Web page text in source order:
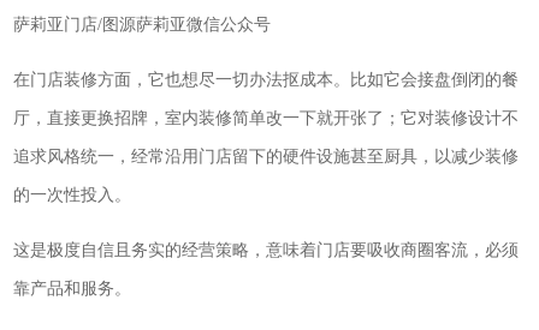
萨莉亚门店/图源萨莉亚微信公众号
在门店装修方面，它也想尽一切办法抠成本。比如它会接盘倒闭的餐
厅，直接更换招牌，室内装修简单改一下就开张了；它对装修设计不
追求风格统一，经常沿用门店留下的硬件设施甚至厨具，以减少装修
的一次性投入。
这是极度自信且务实的经营策略，意味着门店要吸收商圈客流，必须
靠产品和服务。